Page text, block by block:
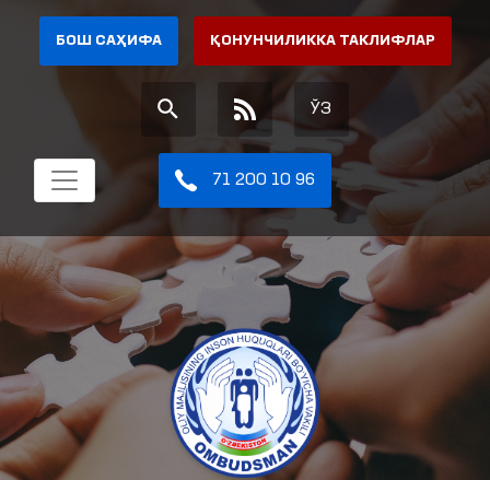
БОШ САҲИФА ҚОНУНЧИЛИККА ТАКЛИФЛАР
ЎЗ
71 200 10 96